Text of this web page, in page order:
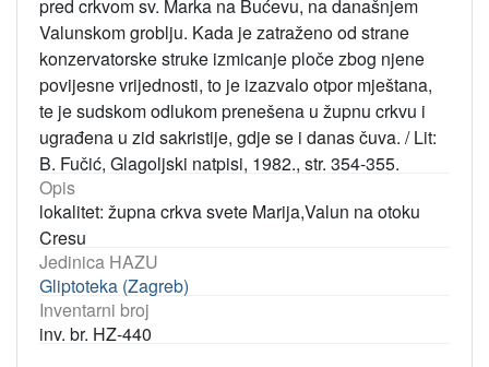
pred crkvom sv. Marka na Bućevu, na današnjem
Valunskom groblju. Kada je zatraženo od strane
konzervatorske struke izmicanje ploče zbog njene
povijesne vrijednosti, to je izazvalo otpor mještana,
te je sudskom odlukom prenešena u župnu crkvu i
ugrađena u zid sakristije, gdje se i danas čuva. / Lit:
B. Fučić, Glagoljski natpisi, 1982., str. 354-355.
Opis
lokalitet: župna crkva svete Marija,Valun na otoku
Cresu
Jedinica HAZU
Gliptoteka (Zagreb)
Inventarni broj
inv. br. HZ-440